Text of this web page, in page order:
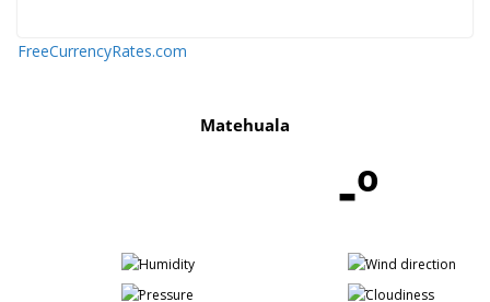
FreeCurrencyRates.com
Matehuala
-º
-
-
-
-